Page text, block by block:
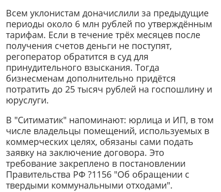
Всем уклонистам доначислили за предыдущие
периоды около 6 млн рублей по утверждённым
тарифам. Если в течение трёх месяцев после
получения счетов деньги не поступят,
регоператор обратится в суд для
принудительного взыскания. Тогда
бизнесменам дополнительно придётся
потратить до 25 тысяч рублей на госпошлину и
юруслуги.
В "Ситиматик" напоминают: юрлица и ИП, в том
числе владельцы помещений, используемых в
коммерческих целях, обязаны сами подать
заявку на заключение договора. Это
требование закреплено в постановлении
Правительства РФ ?1156 "Об обращении с
твердыми коммунальными отходами".